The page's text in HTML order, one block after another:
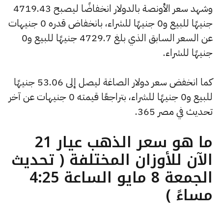
وشهد سعر الأونصة بالدولار انخفاضًا ليصبح 4719.43
جنيهًا للبيع و0 جنيهًا للشراء، بانخفاض قدره 0 جنيهات
عن السعر السابق الذي بلغ 4729.7 جنيهًا للبيع و0
جنيهًا للشراء.
كما انخفض سعر دولار الصاغة ليصل إلى 53.06 جنيهًا
للبيع و0 جنيهًا للشراء، بتراجعًا قيمته 0 جنيهات عن آخر
تحديث في مصر 365.
ما هو سعر الذهب عيار 21
الآن للأوزان المختلفة ( تحديث
الجمعة 8 مايو الساعة 4:25
مساءً )